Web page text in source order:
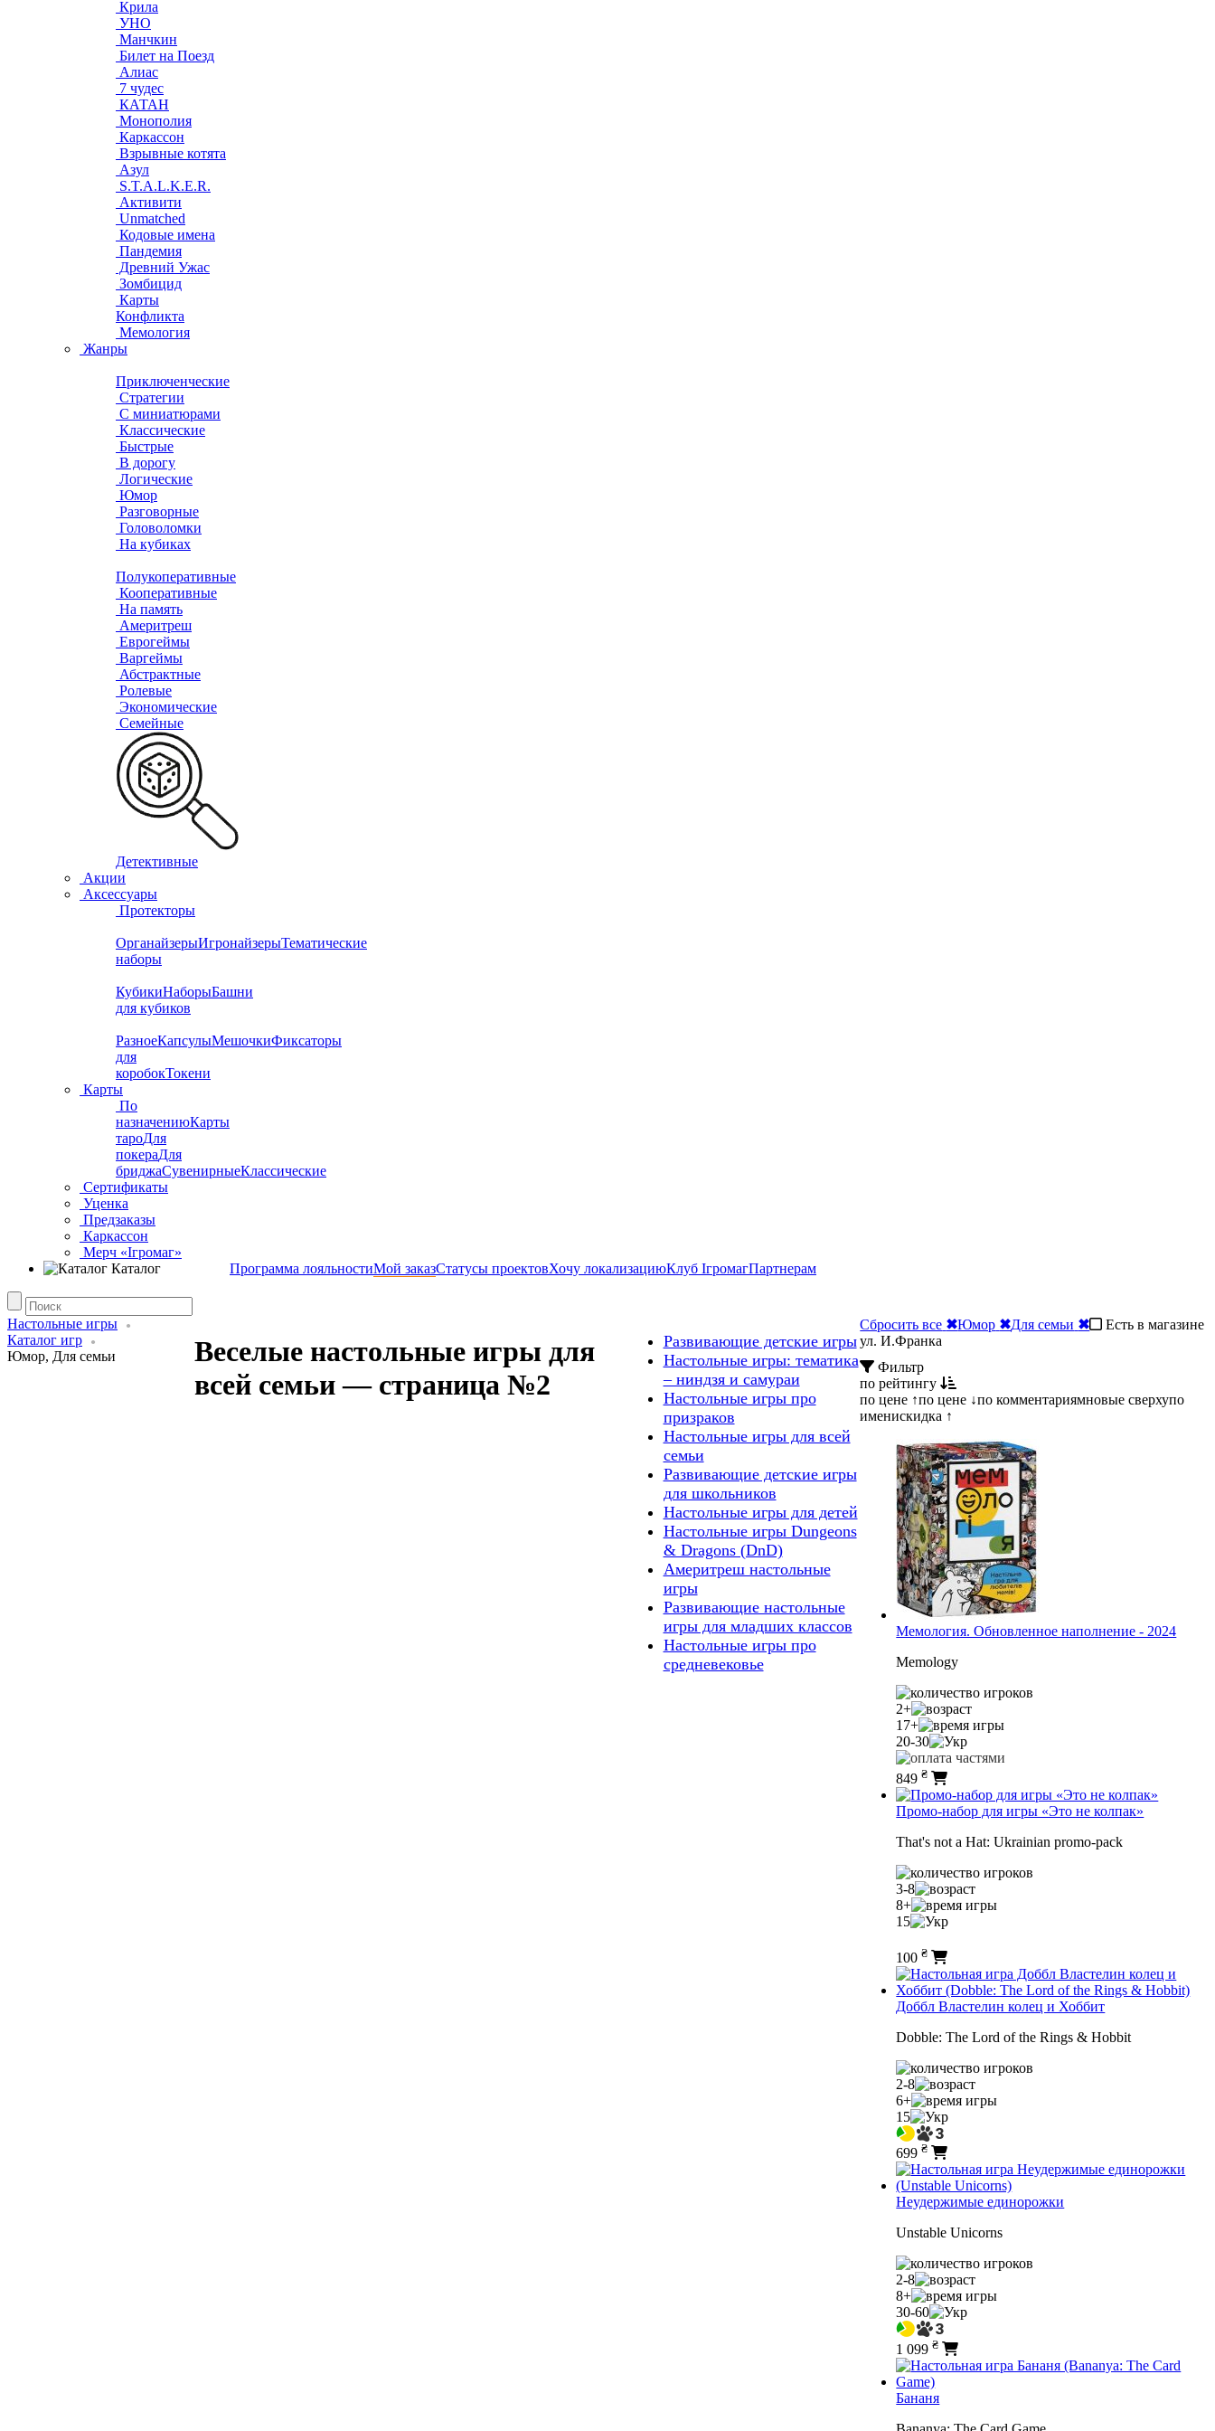
Крила
УНО
Манчкин
Билет на Поезд
Алиас
7 чудес
КАТАН
Монополия
Каркассон
Взрывные котята
Азул
S.T.A.L.K.E.R.
Активити
Unmatched
Кодовые имена
Пандемия
Древний Ужас
Зомбицид
Карты
Конфликта
Мемология
Жанры
Приключенческие
Стратегии
С миниатюрами
Классические
Быстрые
В дорогу
Логические
Юмор
Разговорные
Головоломки
На кубиках
Полукоперативные
Кооперативные
На память
Америтреш
Еврогеймы
Варгеймы
Абстрактные
Ролевые
Экономические
Семейные
Детективные
Акции
Аксессуары
Протекторы
ОрганайзерыИгронайзерыТематические
наборы
КубикиНаборыБашни
для кубиков
РазноеКапсулыМешочкиФиксаторы
для
коробокТокени
Карты
По
назначениюКарты
тароДля
покераДля
бриджаСувенирныеКлассические
Сертификаты
Уценка
Предзаказы
Каркассон
Мерч «Ігромаг»
Каталог
Программа лояльностиМой заказСтатусы проектовХочу локализациюКлуб ІгромагПартнерам
Настольные игры
Каталог игр
Юмор, Для семьи
Веселые настольные игры для
всей семьи — страница №2
Развивающие детские игры
Настольные игры: тематика
– ниндзя и самураи
Настольные игры про
призраков
Настольные игры для всей
семьи
Развивающие детские игры
для школьников
Настольные игры для детей
Настольные игры Dungeons
& Dragons (DnD)
Америтреш настольные
игры
Развивающие настольные
игры для младших классов
Настольные игры про
средневековье
Сбросить все ✖Юмор ✖Для семьи ✖
Есть в магазине
ул. И.Франка
Фильтр
по рейтингу
по цене ↑по цене ↓по комментариямновые сверхупо
именискидка ↑
Мемология. Обновленное наполнение - 2024
Memology
2+
17+
20-30
849₴
Промо-набор для игры «Это не колпак»
That's not a Hat: Ukrainian promo-pack
3-8
8+
15
100₴
Доббл Властелин колец и Хоббит
Dobble: The Lord of the Rings & Hobbit
2-8
6+
15
699₴
Неудержимые единорожки
Unstable Unicorns
2-8
8+
30-60
1 099₴
Бананя